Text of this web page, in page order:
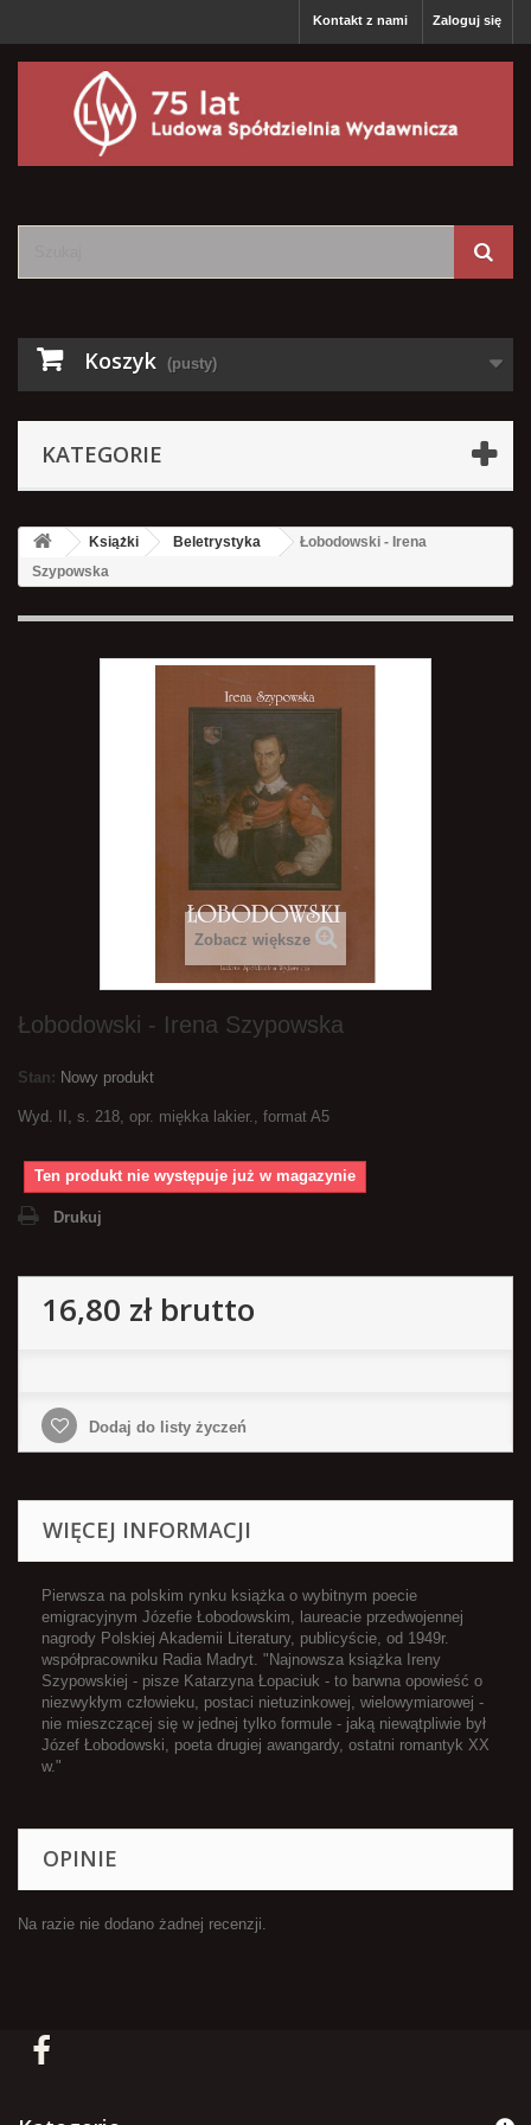
Zaloguj się
Kontakt z nami
Koszyk (pusty)
KATEGORIE
Książki Beletrystyka
Łobodowski - Irena
Szypowska
Zobacz większe
Łobodowski - Irena Szypowska
Stan: Nowy produkt
Wyd. II, s. 218, opr. miękka lakier., format A5
Ten produkt nie występuje już w magazynie
Drukuj
16,80 złbrutto
Dodaj do listy życzeń
WIĘCEJ INFORMACJI
Pierwsza na polskim rynku książka o wybitnym poecie
emigracyjnym Józefie Łobodowskim, laureacie przedwojennej
nagrody Polskiej Akademii Literatury, publicyście, od 1949r.
współpracowniku Radia Madryt. "Najnowsza książka Ireny
Szypowskiej - pisze Katarzyna Łopaciuk - to barwna opowieść o
niezwykłym człowieku, postaci nietuzinkowej, wielowymiarowej -
nie mieszczącej się w jednej tylko formule - jaką niewątpliwie był
Józef Łobodowski, poeta drugiej awangardy, ostatni romantyk XX
w."
OPINIE
Na razie nie dodano żadnej recenzji.